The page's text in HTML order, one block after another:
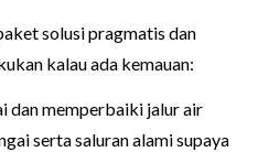
solusi pragmatis dan
kalau ada kemauan:
dan memperbaiki jalur air
serta saluran alami supaya